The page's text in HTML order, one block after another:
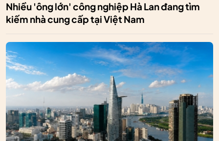
Nhiều 'ông lớn' công nghiệp Hà Lan đang tìm
kiếm nhà cung cấp tại Việt Nam